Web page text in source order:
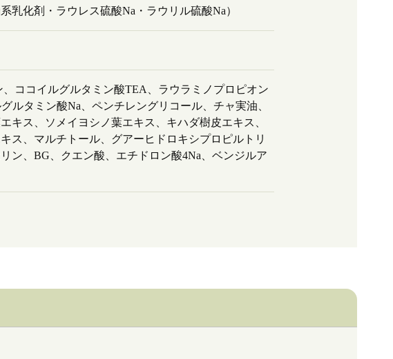
乳化剤・ラウレス硫酸Na・ラウリル硫酸Na）
ココイルグルタミン酸TEA、ラウラミノプロピオン
ルタミン酸Na、ペンチレングリコール、チャ実油、
キス、ソメイヨシノ葉エキス、キハダ樹皮エキス、
ス、マルチトール、グアーヒドロキシプロピルトリ
ン、BG、クエン酸、エチドロン酸4Na、ベンジルア